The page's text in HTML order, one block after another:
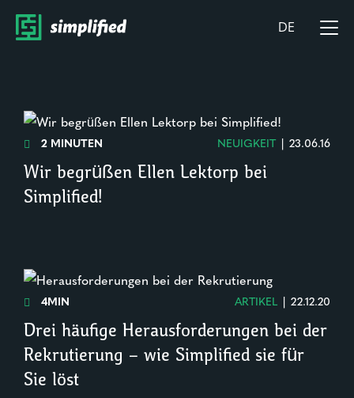
DE
 2 MINUTEN NEUIGKEIT | 23.06.16
Wir begrüßen Ellen Lektorp bei
Simplified!
 4MIN ARTIKEL | 22.12.20
Drei häufige Herausforderungen bei der
Rekrutierung – wie Simplified sie für
Sie löst